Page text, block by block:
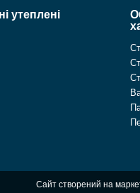
утеплені
Сайт створений на